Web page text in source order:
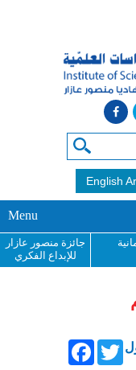
English
Menu
جائزة منصور عازار
للإبداع الفكري
FacebookTwitter